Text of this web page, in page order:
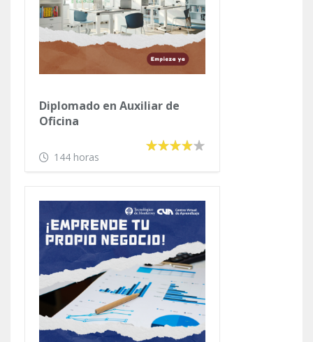
Diplomado en Auxiliar de
Oficina
144 horas